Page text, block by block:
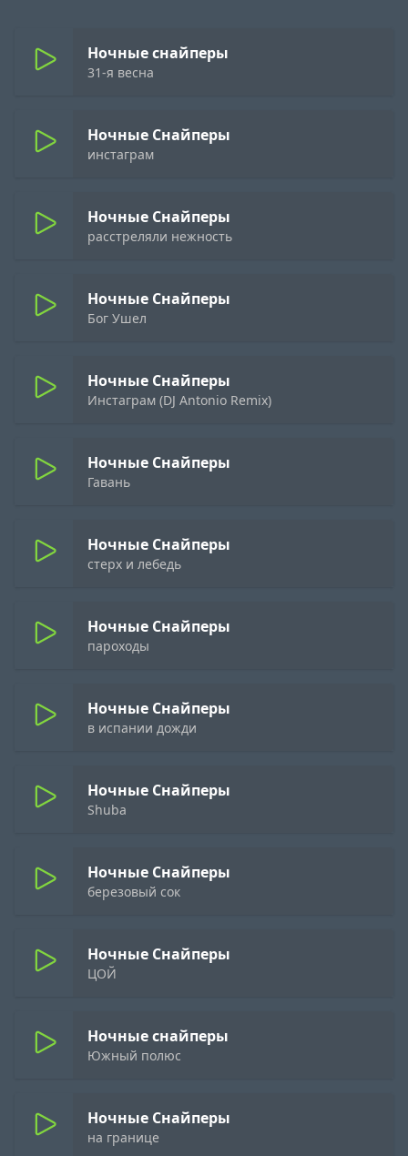
Ночные снайперы
31-я весна
Ночные Снайперы
инстаграм
Ночные Снайперы
расстреляли нежность
Ночные Снайперы
Бог Ушел
Ночные Снайперы
Инстаграм (DJ Antonio Remix)
Ночные Снайперы
Гавань
Ночные Снайперы
стерх и лебедь
Ночные Снайперы
пароходы
Ночные Снайперы
в испании дожди
Ночные Снайперы
Shuba
Ночные Снайперы
березовый сок
Ночные Снайперы
ЦОЙ
Ночные снайперы
Южный полюс
Ночные Снайперы
на границе